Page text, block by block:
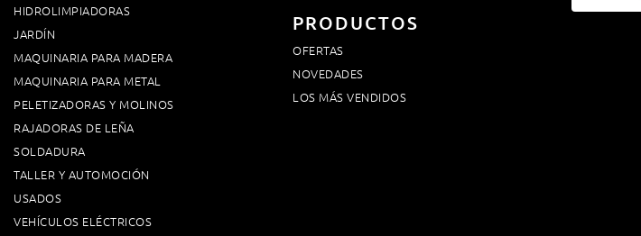
HIDROLIMPIADORAS
JARDÍN
MAQUINARIA PARA MADERA
MAQUINARIA PARA METAL
PELETIZADORAS Y MOLINOS
RAJADORAS DE LEÑA
SOLDADURA
TALLER Y AUTOMOCIÓN
USADOS
VEHÍCULOS ELÉCTRICOS
PRODUCTOS
OFERTAS
NOVEDADES
LOS MÁS VENDIDOS